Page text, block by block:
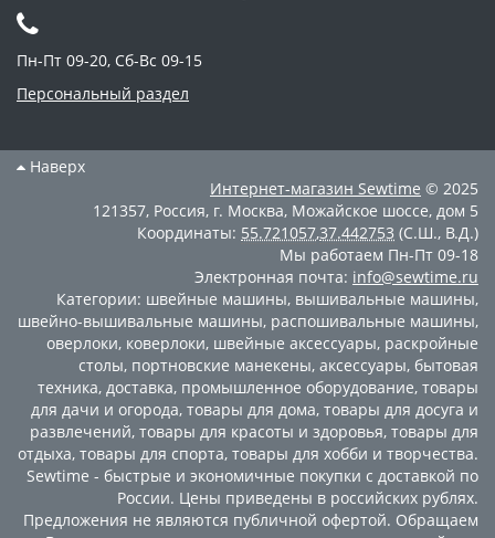
Пн-Пт 09-20, Сб-Вс 09-15
Персональный раздел
Наверх
Интернет-магазин Sewtime © 2025
121357, Россия, г. Москва, Можайское шоссе, дом 5
Координаты: 55.721057,37.442753 (С.Ш., В.Д.)
Мы работаем Пн-Пт 09-18
Электронная почта: info@sewtime.ru
Категории: швейные машины, вышивальные машины,
швейно-вышивальные машины, распошивальные машины,
оверлоки, коверлоки, швейные аксессуары, раскройные
столы, портновские манекены, аксессуары, бытовая
техника, доставка, промышленное оборудование, товары
для дачи и огорода, товары для дома, товары для досуга и
развлечений, товары для красоты и здоровья, товары для
отдыха, товары для спорта, товары для хобби и творчества.
Sewtime - быстрые и экономичные покупки с доставкой по
России. Цены приведены в российских рублях.
Предложения не являются публичной офертой. Обращаем